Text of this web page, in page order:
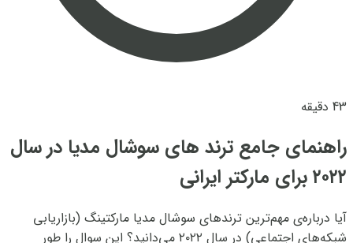
43 دقیقه
راهنمای جامع ترند های سوشال مدیا در سال
۲۰۲۲ برای مارکتر ایرانی
آیا درباره‌ی مهم‌ترین ترندهای سوشال مدیا مارکتینگ (بازاریابی
شبکه‌‌های اجتماعی) در سال ۲۰۲۲ می‌دانید؟ این سوال را طور